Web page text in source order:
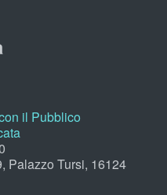
il Pubblico
Palazzo Tursi, 16124